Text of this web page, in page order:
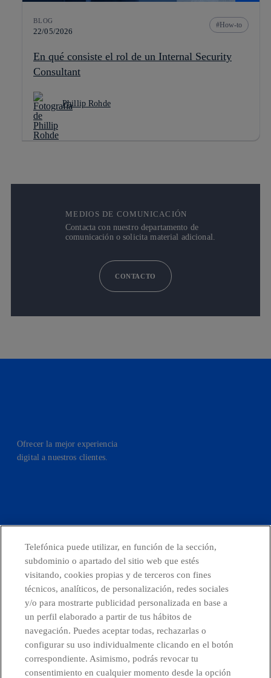
BLOG
22/05/2026
How-to
En qué consiste el rol de un Internal Security
Consultant
Phillip Rohde
MEDIOS DE COMUNICACIÓN
Contacta con nuestro departamento de
comunicación o solicita material adicional.
CONTACTO
Ofrecer la mejor experiencia
digital a nuestros clientes.
CONTACTO
Canal de Denuncias
Telefónica puede utilizar, en función de la sección,
subdominio o apartado del sitio web que estés
visitando, cookies propias y de terceros con fines
técnicos, analíticos, de personalización, redes sociales
y/o para mostrarte publicidad personalizada en base a
un perfil elaborado a partir de tus hábitos de
navegación. Puedes aceptar todas, rechazarlas o
configurar su uso individualmente clicando en el botón
correspondiente. Asimismo, podrás revocar tu
consentimiento en cualquier momento desde la opción